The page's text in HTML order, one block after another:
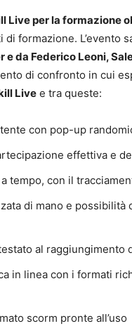
Live per la formazione
formazione. L’evento
e da Federico Leoni,
di confronto in cui
Live e tra queste:
con pop-up
effettiva e
tempo, con il
di mano e
al
in linea con i formati
scorm pronte all’uso